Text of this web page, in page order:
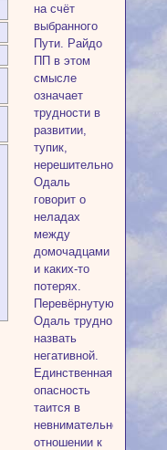
на счёт
выбранного
Пути. Райдо
ПП в этом
смысле
означает
трудности в
развитии,
тупик,
нерешительность.
Одаль
говорит о
неладах
между
домочадцами
и каких-то
потерях.
Перевёрнутую
Одаль трудно
назвать
негативной.
Единственная
опасность
таится в
невнимательном
отношении к